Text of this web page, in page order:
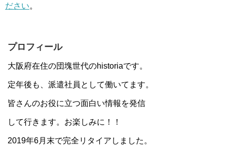
ださい。
プロフィール
大阪府在住の団塊世代のhistoriaです。
定年後も、派遣社員として働いてます。
皆さんのお役に立つ面白い情報を発信
して行きます。お楽しみに！！
2019年6月末で完全リタイアしました。